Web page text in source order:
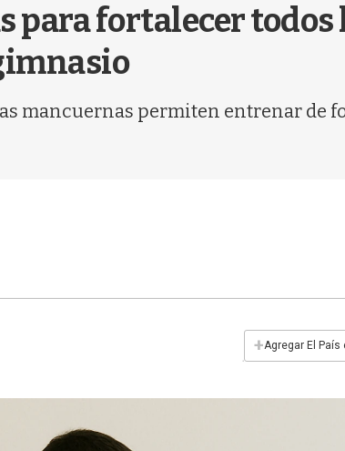
para fortalecer todos
mancuernas permiten entrenar de
+Agregar El País